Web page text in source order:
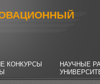
КОНКУРСЫ
НАУЧНЫЕ